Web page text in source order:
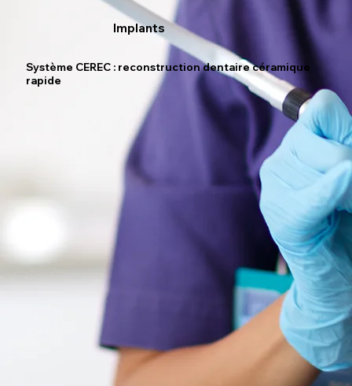
Implants
Système CEREC : reconstruction dentaire céramique
rapide